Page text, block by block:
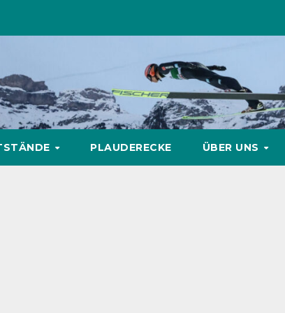
PLAUDERECKE ÜBER UNS